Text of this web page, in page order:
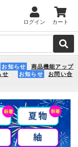
ログイン カート
お知らせ
商品機能アップ
せ お知らせ
お問い合